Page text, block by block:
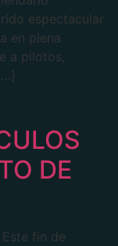
espectacular
en plena
a pilotos,
DE
fin de